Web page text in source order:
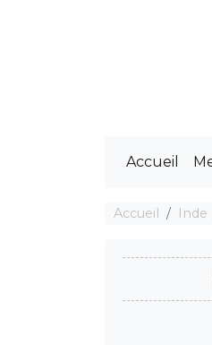
Accueil
Accueil Inde